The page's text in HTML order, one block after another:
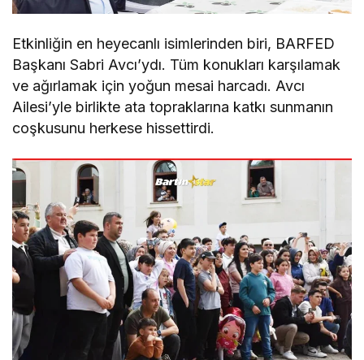
Etkinliğin en heyecanlı isimlerinden biri, BARFED
Başkanı Sabri Avcı’ydı. Tüm konukları karşılamak
ve ağırlamak için yoğun mesai harcadı. Avcı
Ailesi’yle birlikte ata topraklarına katkı sunmanın
coşkusunu herkese hissettirdi.